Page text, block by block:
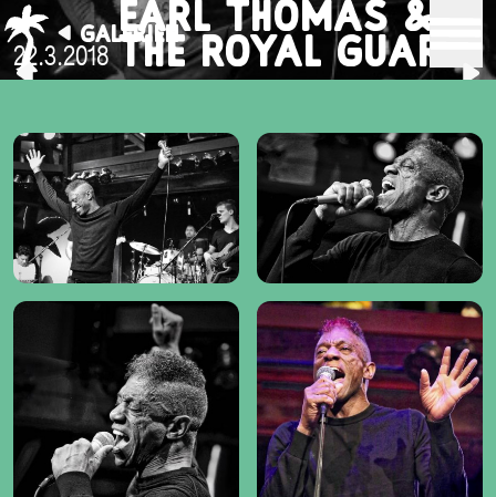
GALERIEN
22.3.2018
EARL THOMAS &
THE ROYAL GUARD